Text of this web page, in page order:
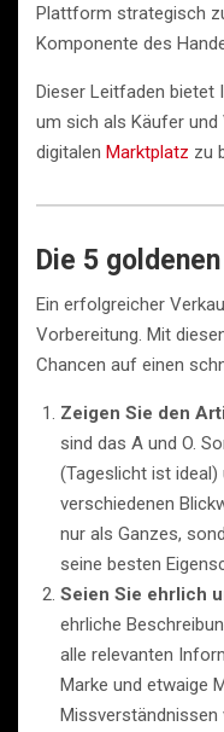
Plattform strategisch
Komponente des
Dieser Leitfaden bietet
um sich als Käufer
digitalen Marktplatz zu
Die 5
Ein erfolgreicher
Vorbereitung. Mit
Chancen auf einen
Zeigen Sie den
sind das A und O.
(Tageslicht ist ideal)
verschiedenen
nur als Ganzes,
seine besten
Seien Sie ehrlich
ehrliche
alle relevanten
Marke und etwaige